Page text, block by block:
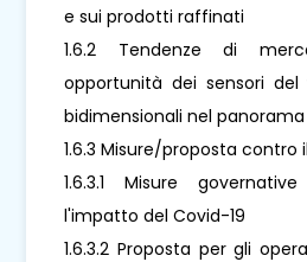
e sui prodotti raffinati
1.6.2 Tendenze di
opportunità dei sensori
bidimensionali nel panorama
1.6.3 Misure/proposta contro
1.6.3.1 Misure
l'impatto del Covid-19
1.6.3.2 Proposta per gli